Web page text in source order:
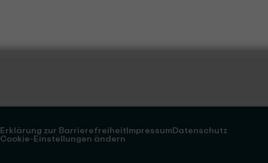
Erklärung zur BarrierefreiheitImpressumDatenschutz
Cookie-Einstellungen ändern